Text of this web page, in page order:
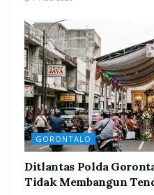
GORONTALO
Ditlantas Polda
Tidak Membangun